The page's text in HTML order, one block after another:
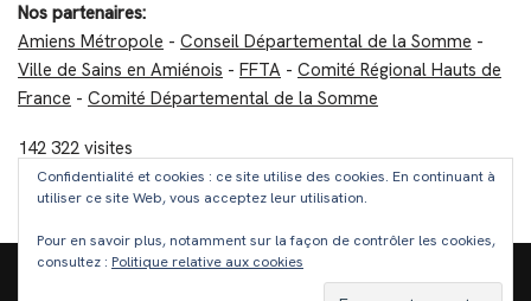
Confidentialité et cookies : ce site utilise des cookies. En continuant à
utiliser ce site Web, vous acceptez leur utilisation.
Pour en savoir plus, notamment sur la façon de contrôler les cookies,
consultez : Politique relative aux cookies
Nos partenaires:
Amiens Métropole - Conseil Départemental de la Somme -
Ville de Sains en Amiénois - FFTA - Comité Régional Hauts de
France - Comité Départemental de la Somme
142 322 visites
Club de Tir à l'Arc de Sains en Amiénois © 2025. Tous droits